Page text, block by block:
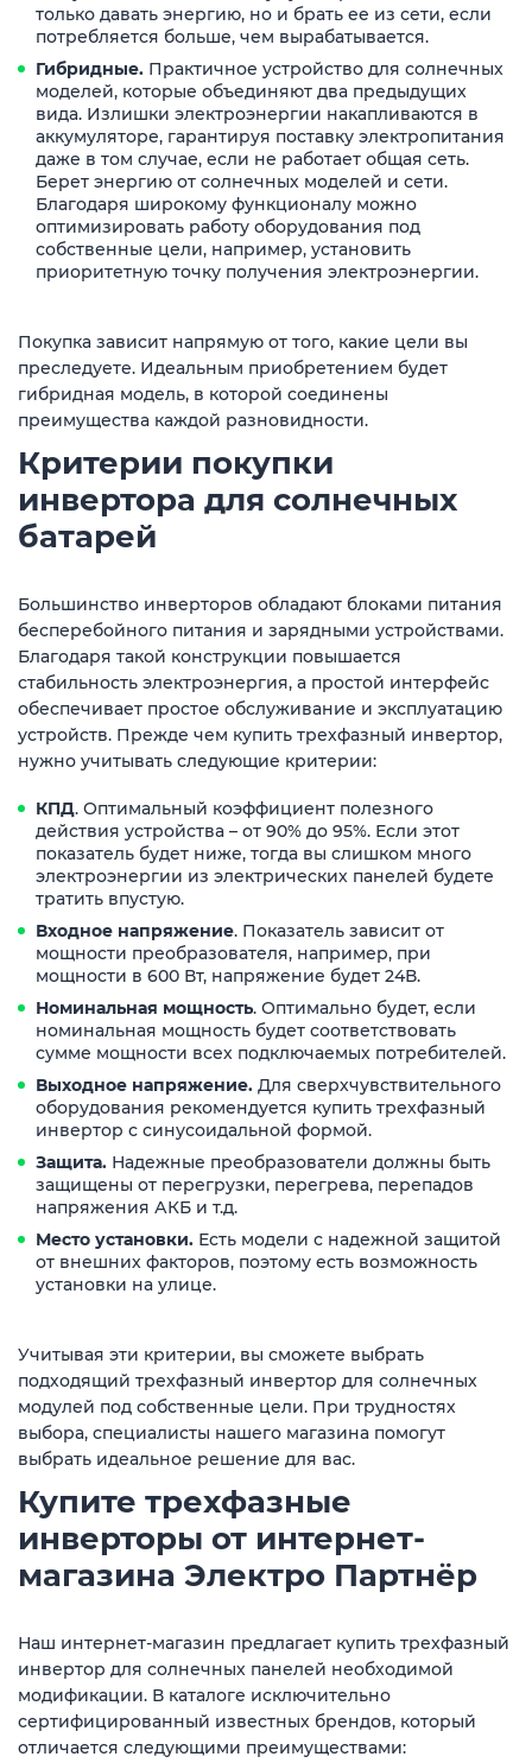
только давать энергию, но и брать ее из сети, если
потребляется больше, чем вырабатывается.
Гибридные. Практичное устройство для солнечных
моделей, которые объединяют два предыдущих
вида. Излишки электроэнергии накапливаются в
аккумуляторе, гарантируя поставку электропитания
даже в том случае, если не работает общая сеть.
Берет энергию от солнечных моделей и сети.
Благодаря широкому функционалу можно
оптимизировать работу оборудования под
собственные цели, например, установить
приоритетную точку получения электроэнергии.
Покупка зависит напрямую от того, какие цели вы
преследуете. Идеальным приобретением будет
гибридная модель, в которой соединены
преимущества каждой разновидности.
Критерии покупки
инвертора для солнечных
батарей
Большинство инверторов обладают блоками питания
бесперебойного питания и зарядными устройствами.
Благодаря такой конструкции повышается
стабильность электроэнергия, а простой интерфейс
обеспечивает простое обслуживание и эксплуатацию
устройств. Прежде чем купить трехфазный инвертор,
нужно учитывать следующие критерии:
КПД. Оптимальный коэффициент полезного
действия устройства – от 90% до 95%. Если этот
показатель будет ниже, тогда вы слишком много
электроэнергии из электрических панелей будете
тратить впустую.
Входное напряжение. Показатель зависит от
мощности преобразователя, например, при
мощности в 600 Вт, напряжение будет 24В.
Номинальная мощность. Оптимально будет, если
номинальная мощность будет соответствовать
сумме мощности всех подключаемых потребителей.
Выходное напряжение. Для сверхчувствительного
оборудования рекомендуется купить трехфазный
инвертор с синусоидальной формой.
Защита. Надежные преобразователи должны быть
защищены от перегрузки, перегрева, перепадов
напряжения АКБ и т.д.
Место установки. Есть модели с надежной защитой
от внешних факторов, поэтому есть возможность
установки на улице.
Учитывая эти критерии, вы сможете выбрать
подходящий трехфазный инвертор для солнечных
модулей под собственные цели. При трудностях
выбора, специалисты нашего магазина помогут
выбрать идеальное решение для вас.
Купите трехфазные
инверторы от интернет-
магазина Электро Партнёр
Наш интернет-магазин предлагает купить трехфазный
инвертор для солнечных панелей необходимой
модификации. В каталоге исключительно
сертифицированный известных брендов, который
отличается следующими преимуществами: